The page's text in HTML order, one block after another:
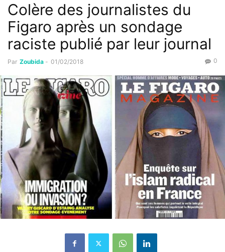
Colère des journalistes du
Figaro après un sondage
raciste publié par leur journal
Par Zoubida - 01/02/2018 0